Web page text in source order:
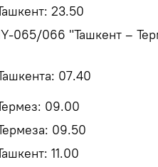
23.50
065/066 "Ташкент –
07.40
09.00
09.50
11.00